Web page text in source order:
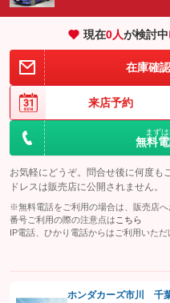
現在0人が検討中
在庫確
来店予約
まず
無料
お気軽にどうぞ。問合せ後に何度も
ドレスは販売店に公開されません。
※無料電話をご利用の場合は、販売店
番号ご利用の際の注意点は こちら
IP電話、ひかり電話からはご利用いただ
ホンダカーズ市川 千